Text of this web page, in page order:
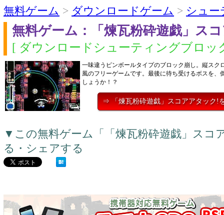
無料ゲーム > ダウンロードゲーム > シュー
無料ゲーム：「煉瓦粉砕遊戯」ス
[ ダウンロードシューティングブロッ
一味違うピンボールタイプのブロック崩し。縦スク
風のフリーゲームです。最後に待ち受けるボスを、
しょうか！？
⇒ 「煉瓦粉砕遊戯」スコアアタック!
▼この無料ゲーム「「煉瓦粉砕遊戯」スコ
る・シェアする